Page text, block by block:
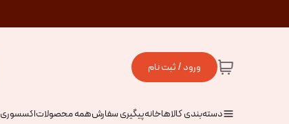
ورود / ثبت نام
دسته‌بندی کالاهاخانهپیگیری سفارشهمه محصولاتاکسسوری